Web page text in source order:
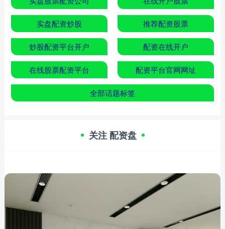
实盘配资炒股 推荐配资股票
炒股配资平台开户 配资在线开户
在线股票配资平台 配资平台官网网址
全部话题标签
关注 配资盘